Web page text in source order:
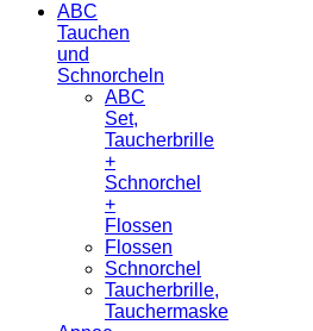
ABC
Tauchen
und
Schnorcheln
ABC
Set,
Taucherbrille
+
Schnorchel
+
Flossen
Flossen
Schnorchel
Taucherbrille,
Tauchermaske